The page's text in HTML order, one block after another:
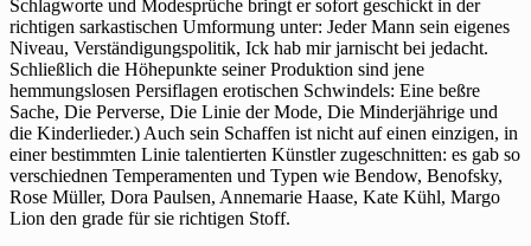
Schlagworte und Modesprüche bringt er sofort geschickt in der
richtigen sarkastischen Umformung unter: Jeder Mann sein eigenes
Niveau, Verständigungspolitik, Ick hab mir jarnischt bei jedacht.
Schließlich die Höhepunkte seiner Produktion sind jene
hemmungslosen Persiflagen erotischen Schwindels: Eine beßre
Sache, Die Perverse, Die Linie der Mode, Die Minderjährige und
die Kinderlieder.) Auch sein Schaffen ist nicht auf einen einzigen, in
einer bestimmten Linie talentierten Künstler zugeschnitten: es gab so
verschiednen Temperamenten und Typen wie Bendow, Benofsky,
Rose Müller, Dora Paulsen, Annemarie Haase, Kate Kühl, Margo
Lion den grade für sie richtigen Stoff.